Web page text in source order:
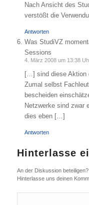
Nach Ansicht des
verstößt die
Antworten
Was StudiVZ
Sessions
4. März 2008 um 13:38
[…] sind diese Aktion
Zumal selbst
bescheiden
Netzwerke sind zwar
dies eben […]
Antworten
Hinterlasse
An der Diskussion beteiligen?
Hinterlasse uns deinen